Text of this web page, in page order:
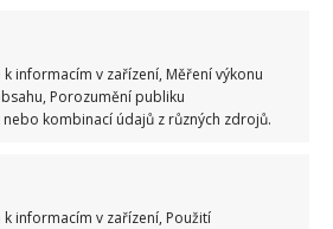
informacím v zařízení, Měření výkonu
Porozumění publiku
kombinací údajů z různých zdrojů.
informacím v zařízení, Použití